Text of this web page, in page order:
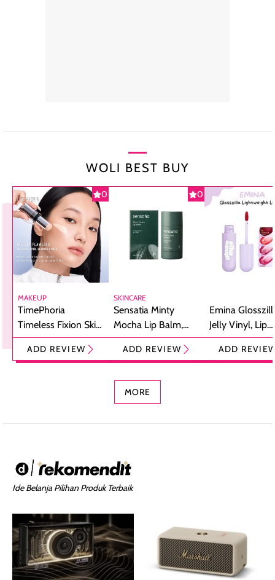
WOLI BEST BUY
0
MAKEUP
TimePhoria
Timeless Fixion Skin
Tint Stick,
Foundation dan
ADD REVIEW
0
SKINCARE
Sensatia Minty
Mocha Lip Balm,
Pelembap Bibir
dengan Aroma
ADD REVIEW
Emina
Jelly Vinyl, Lip
Cream Glossy
Ringan
ADD
MORE
Ide Belanja Pilihan Produk Terbaik